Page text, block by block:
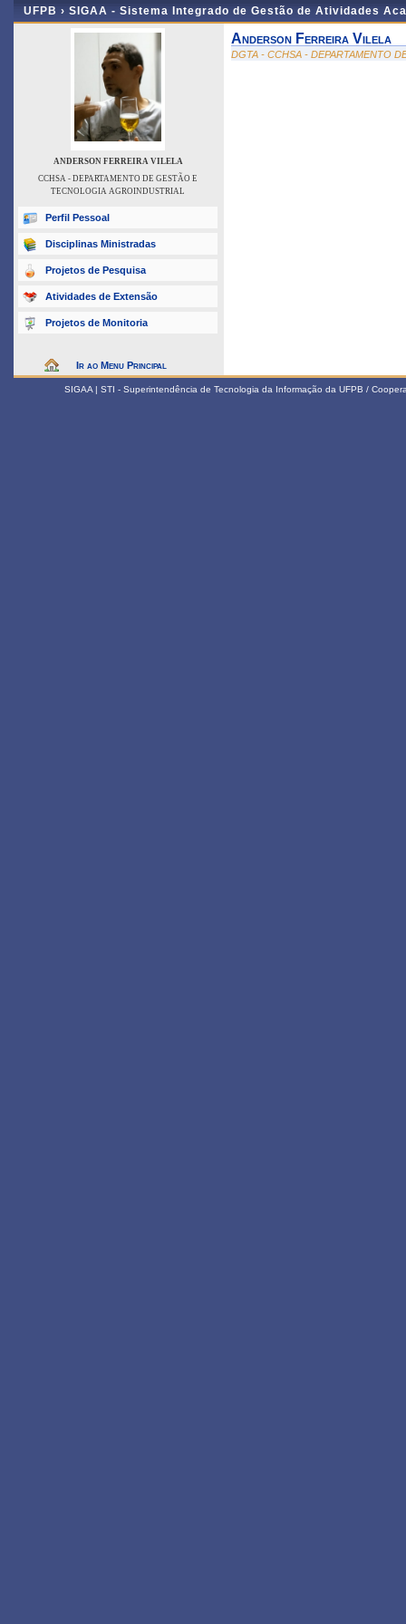
UFPB › SIGAA - Sistema Integrado de Gestão de Atividades
ANDERSON FERREIRA VILELA
CCHSA - DEPARTAMENTO DE GESTÃO E
TECNOLOGIA AGROINDUSTRIAL
Perfil Pessoal
Disciplinas Ministradas
Projetos de Pesquisa
Atividades de Extensão
Projetos de Monitoria
Ir ao Menu Principal
Anderson Ferreira Vilela
DGTA - CCHSA - DEPARTAMENTO
SIGAA | STI - Superintendência de Tecnologia da Informação da UFPB /